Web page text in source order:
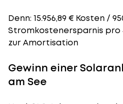
Denn: 15.956,89 € Kosten /
Stromkostenersparnis pro
zur Amortisation
Gewinn einer
am See